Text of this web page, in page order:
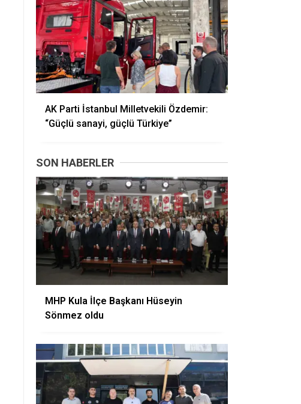
AK Parti İstanbul Milletvekili Özdemir:
“Güçlü sanayi, güçlü Türkiye”
SON HABERLER
MHP Kula İlçe Başkanı Hüseyin
Sönmez oldu